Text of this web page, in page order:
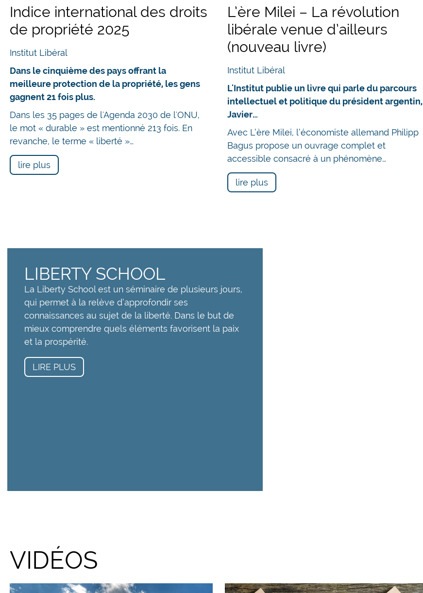
Indice international des droits
de propriété 2025
Institut Libéral
Dans le cinquième des pays offrant la
meilleure protection de la propriété, les gens
gagnent 21 fois plus.
Dans les 35 pages de l'Agenda 2030 de l'ONU,
le mot « durable » est mentionné 213 fois. En
revanche, le terme « liberté »…
lire plus
L’ère Milei – La révolution
libérale venue d’ailleurs
(nouveau livre)
Institut Libéral
L'Institut publie un livre qui parle du parcours
intellectuel et politique du président argentin,
Javier…
Avec L’ère Milei, l’économiste allemand Philipp
Bagus propose un ouvrage complet et
accessible consacré à un phénomène…
lire plus
LIBERTY SCHOOL
La Liberty School est un séminaire de plusieurs jours,
qui permet à la relève d’approfondir ses
connaissances au sujet de la liberté. Dans le but de
mieux comprendre quels éléments favorisent la paix
et la prospérité.
LIRE PLUS
VIDÉOS